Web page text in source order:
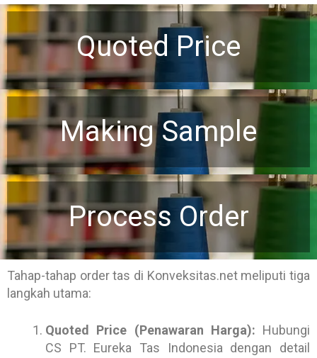
Quoted Price
Making Sample
Process Order
Tahap-tahap order tas di Konveksitas.net meliputi tiga
langkah utama:
Quoted Price (Penawaran Harga): Hubungi
CS PT. Eureka Tas Indonesia dengan detail